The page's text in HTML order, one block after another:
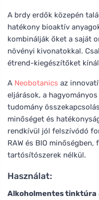
A brdy erdők közepén
hatékony bioaktív
kombinálják őket a saját
növényi kivonatokkal.
étrend-kiegészítőket
A Neobotanics az
eljárások, a
tudomány
minőséget és
rendkívül jól felszívódó
RAW és BIO
tartósítószerek nélkül.
Használat:
Alkoholmentes tinktúra